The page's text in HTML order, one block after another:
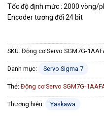
Tốc độ định mức : 2000 vòng/
Encoder tương đối 24 bit
SKU: Động cơ Servo SGM7G-
Danh mục: Servo Sigma 7
Thẻ: Động cơ Servo SGM7G-
Thương hiệu: Yaskawa